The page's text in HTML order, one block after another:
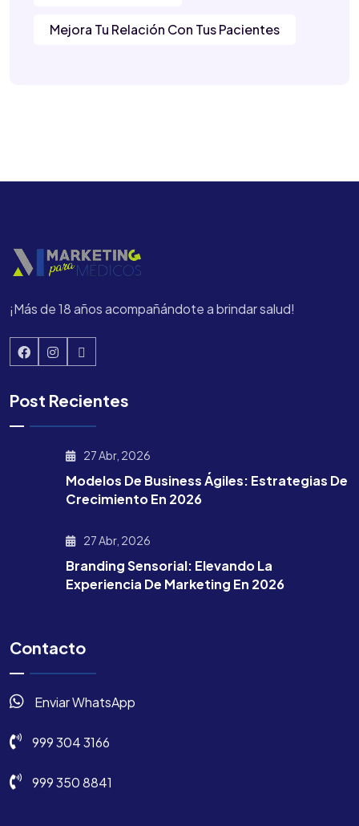
Mejora Tu Relación Con Tus Pacientes
¡Más de 18 años acompañándote a brindar salud!
Post Recientes
27 Abr, 2026
Modelos De Business Ágiles: Estrategias De
Crecimiento En 2026
27 Abr, 2026
Branding Sensorial: Elevando La
Experiencia De Marketing En 2026
Contacto
Enviar WhatsApp
999 304 3166
999 350 8841